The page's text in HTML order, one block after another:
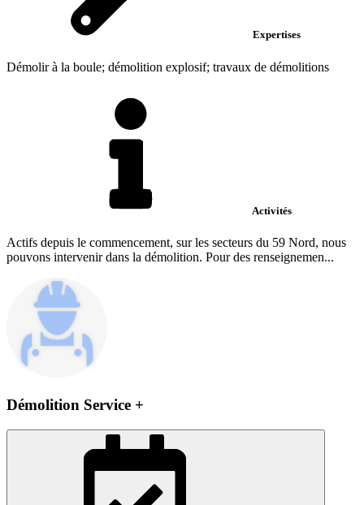
Expertises
Démolir à la boule; démolition explosif; travaux de démolitions
Activités
Actifs depuis le commencement, sur les secteurs du 59 Nord, nous
pouvons intervenir dans la démolition. Pour des renseignemen...
Démolition Service +